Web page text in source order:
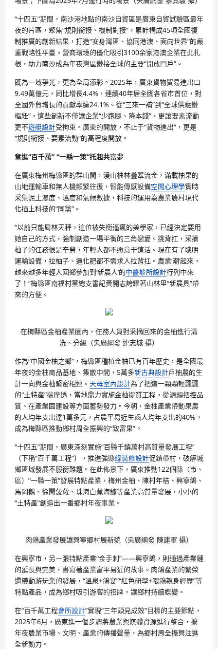
“十四五”期間，南沙港地點的南沙自貿區是廣東自貿試驗區最年
夜的片區，聚焦“規則銜接、機制對接”，累計構成45項全國復
制推廣的創新結果，打造“安身灣區、協同港澳、面向世界”的嚴
重戰略性平臺。營商環境的優化吸引3100余家港澳企業在此扎
根，助力南沙成為年夜灣區鏈接全球的主要“開放門戶”。
既為一域爭光，更為全局添彩。2025年，廣東貨物貿易進出口
9.49萬億元，同比增長4.4%，連續40年居全國各省市首位，對
全國外貿增長的貢獻率達24.1%。從“三來一補”到“全球供應鏈
樞紐”，這些創新不僅讓企業“少跑腿、降本錢”，更讓要素流動
更不遊艇設計受拘束。廣東的開放，不止于“貨物進出”，更是
“規則銜接、要素流動”的高程度開放。
奮進“百千萬” “一縣一策”托起共富夢
在廣東梅州梅縣區的群山間，漫山柚林疊翠流金，滿載柚果的
山地運輸車和無人機頻繁往復，智能傳感設備空間心理學實時
采集泥土濕度、溫度和氣候數據，科技的運用為農業農村現代
化插上科技的“同黨”。
“以前只能肩林天秤，這位被失衡逼瘋的美學家，已經決定要用
她自己的方式，強制創造一場平衡的三角戀愛。挑背扛，采摘
柚子的任務很是辛勞，年輕人都不愿意干這活。現在有了聰明
運輸設備，拉柚子、運化肥都不需求人拉背扛。農業‘潮’起來，
越來越多年輕人回鄉參加到‘新農人’的中醫診所設計行列中來
了！”梅縣區南福村黨總支書記黃開志誇耀著山林里“新農具”帶
來的方便。
在梅縣區金柚產業園內，任務人員對采摘回來的金柚進行清
洗、分級（央廣網發 連志城 攝）
作為“中國金柚之鄉”，梅縣區種植金柚已有百年歷史，是全國最
年夜的金柚商品基地、集散中間，5萬多新古典設計戶柚農的生
計一向與金柚緊密相連。 天母室內設計為了把這一顆顆輕飄飄
的“土特產”揣摩透，當地鼎力實施金柚提質工程，從源頭把控品
質、在產業園建設等方面蓄勢發力。今朝，金柚產業帶動果農
的人均年支出達1萬多元，占農平易近生齒人均年支出的40%，
成為梅縣區推動鄉村周全振興的“致富果”。
“十四五”期間，廣東深刻實施“百縣千鎮萬村高質量發展工程”
（下稱“百千萬工程”），推進強縣綠裝修設計促鎮帶村，破解城
鄉區域發展不服衡難題。在此佈景下，廣東推動122個縣（市、
區）“一縣一策”發展特點產業，梅州金柚、陳村年桔、興寧鴿、
馬岡鵝、徐聞菠蘿、珠海白蕉海鱸等產業高質量發展，小小的
“土特產”創造出一番鄉村年夜事業。
肉鴿產業發展讓興寧鄉村展新貌（央廣網發 陳建軍 攝）
在興寧市，另一張特點產業“金手刺”——興寧鴿，則通過產業鏈
的延長與完美，書寫著產業富平易近的故事。肉鴿產業的繁榮
還帶動游玩業的發展，“溫泉+鴿宴”“紅色研學+喂鴿親身經歷”等
特點產品，成為鄉村吸引游客的招牌，讓鄉村持續蝶變。
在“百千萬工程會所設計”實現“三年頭見成效”目標的主要節點，
2025年6月，廣東進一個步驟將農業與媒體資源進行整合，擴
年夜農業市場、文明、產業的傳播聲量，為鄉村周全振興注進
全新動力。